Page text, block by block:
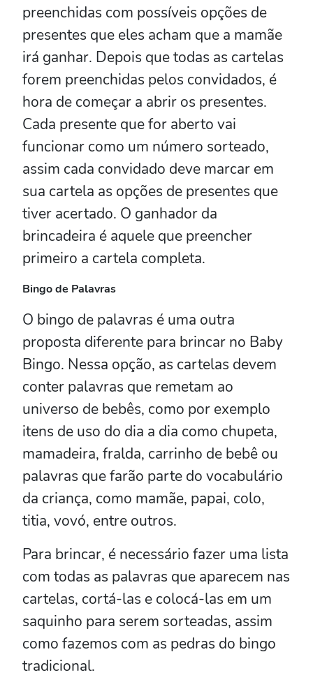
preenchidas com possíveis opções de
presentes que eles acham que a mamãe
irá ganhar. Depois que todas as cartelas
forem preenchidas pelos convidados, é
hora de começar a abrir os presentes.
Cada presente que for aberto vai
funcionar como um número sorteado,
assim cada convidado deve marcar em
sua cartela as opções de presentes que
tiver acertado. O ganhador da
brincadeira é aquele que preencher
primeiro a cartela completa.
Bingo de Palavras
O bingo de palavras é uma outra
proposta diferente para brincar no Baby
Bingo. Nessa opção, as cartelas devem
conter palavras que remetam ao
universo de bebês, como por exemplo
itens de uso do dia a dia como chupeta,
mamadeira, fralda, carrinho de bebê ou
palavras que farão parte do vocabulário
da criança, como mamãe, papai, colo,
titia, vovó, entre outros.
Para brincar, é necessário fazer uma lista
com todas as palavras que aparecem nas
cartelas, cortá-las e colocá-las em um
saquinho para serem sorteadas, assim
como fazemos com as pedras do bingo
tradicional.